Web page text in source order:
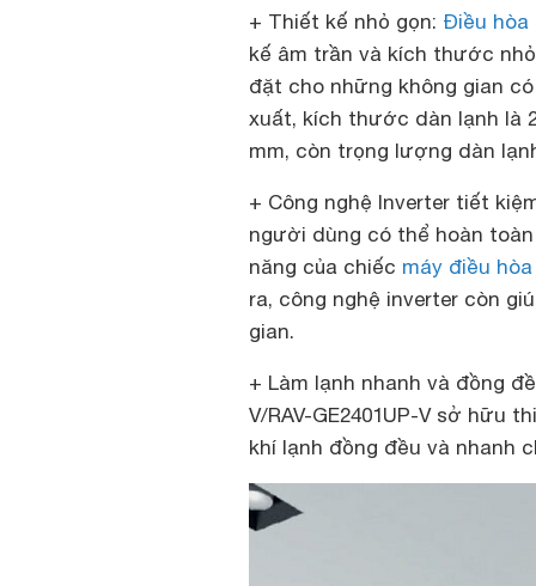
+ Thiết kế nhỏ gọn: Điều hòa
kế âm trần và kích thước
đặt cho những không gian
xuất, kích thước dàn lạnh là
mm, còn trọng lượng dàn
+ Công nghệ Inverter tiết
người dùng có thể hoàn
năng của chiếc máy điều hòa
ra, công nghệ inverter còn
gian.
+ Làm lạnh nhanh và đồng
V/RAV-GE2401UP-V sở hữu
khí lạnh đồng đều và nhanh